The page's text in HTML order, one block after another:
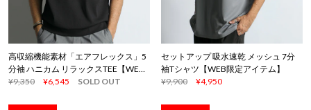
高収縮機能素材「エアフレックス」5
分袖 ハニカム リラックスTEE【WEB
限定アイテム】
¥9,350 ¥6,545 SOLD OUT
セットアップ 吸水速乾 メッシュ 7分
袖Tシャツ【WEB限定アイテム】
¥9,900
¥4,950